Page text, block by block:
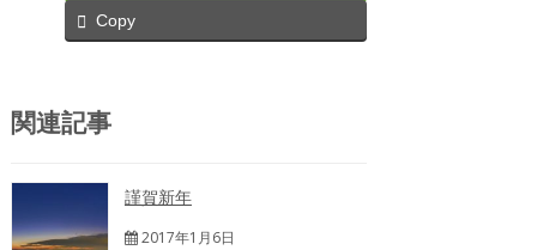
Copy
関連記事
謹賀新年
2017年1月6日